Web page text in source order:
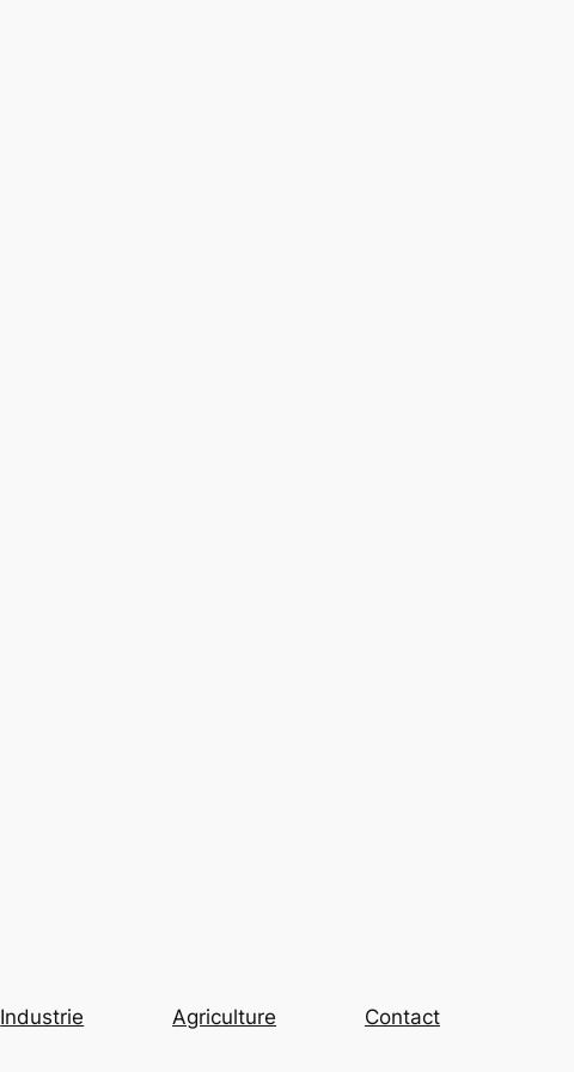
Industrie Agriculture Contact